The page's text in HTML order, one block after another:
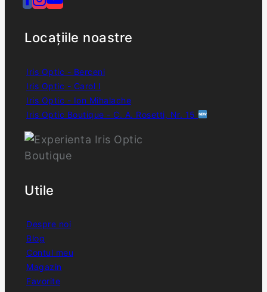
Locațiile noastre
Iris Optic - Berceni
Iris Optic - Carol I
Iris Optic - Ion Mihalache
Iris Optic Boutique - C. A. Rosetti, Nr. 15
Utile
Despre noi
Blog
Contul meu
Magazin
Favorite